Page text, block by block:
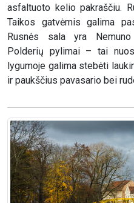
asfaltuoto kelio pakraščiu.
Taikos gatvėmis galima
Rusnės sala yra
Polderių pylimai – tai
lygumoje galima stebėti
ir paukščius pavasario bei